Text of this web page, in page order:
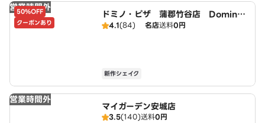
営業時間外
50%OFF
クーポンあり
ドミノ・ピザ 蒲郡竹谷店 Domin
o's4.1(84) 名店送料0円
新作シェイク
営業時間外
マイガーデン安城店
3.5(140)送料0円